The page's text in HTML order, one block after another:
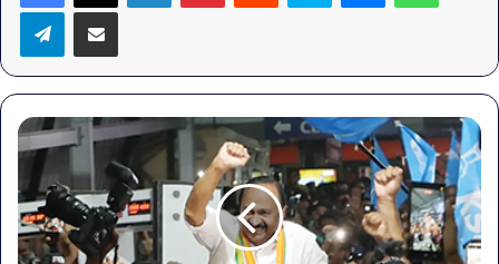
TelegramShare via Email